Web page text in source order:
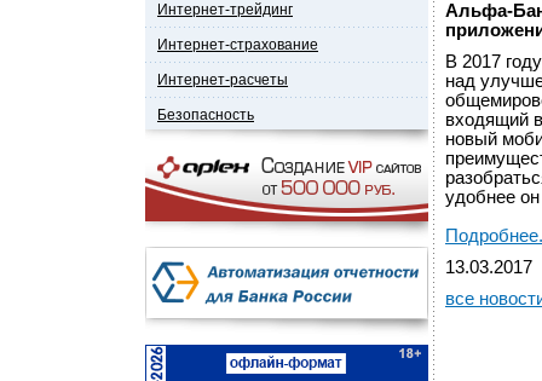
Интернет-трейдинг
Интернет-страхование
Интернет-расчеты
Безопасность
Альфа-
В 2017
над
входящий
новый
удобнее
13.03.2017
все